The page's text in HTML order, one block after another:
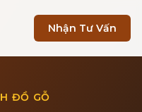
Nhận Tư Vấn
ĐỒ GỖ